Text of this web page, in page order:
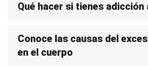
Qué hacer si tienes adicción
Conoce las causas del
en el cuerpo